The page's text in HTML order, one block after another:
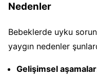
Nedenler
Bebeklerde uyku
yaygın nedenler
Gelişimsel